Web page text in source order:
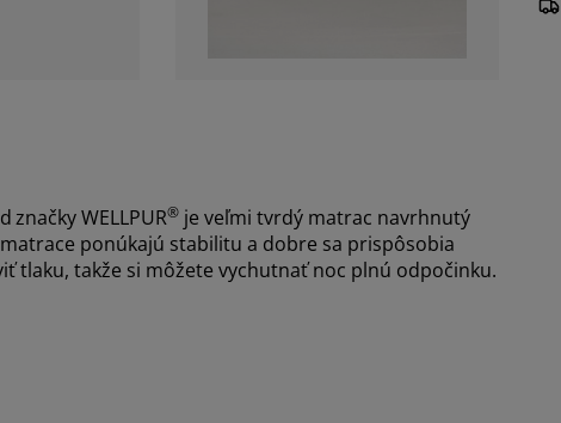
značky WELLPUR® je veľmi tvrdý matrac navrhnutý
ponúkajú stabilitu a dobre sa prispôsobia
tlaku, takže si môžete vychutnať noc plnú odpočinku.